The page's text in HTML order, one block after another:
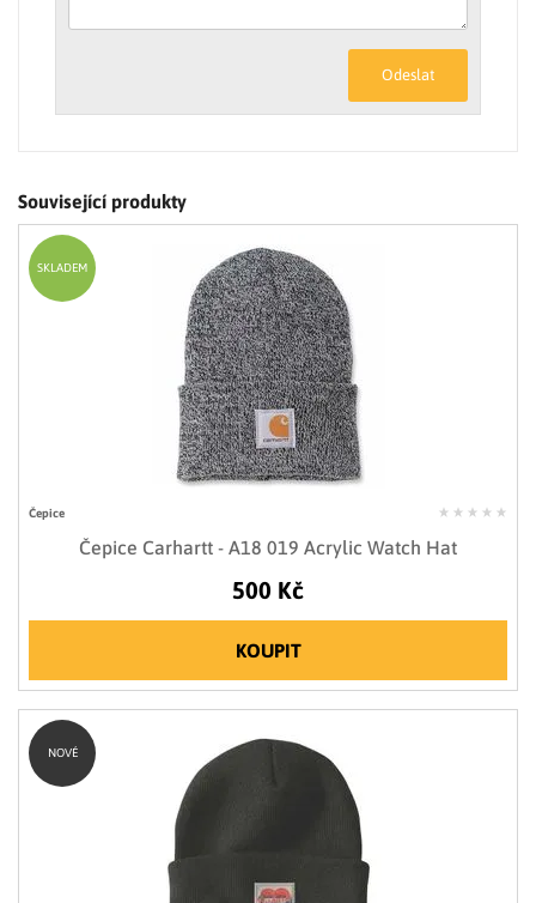
Odeslat
Související produkty
Čepice
Čepice Carhartt - A18 019 Acrylic Watch Hat
500 Kč
KOUPIT
SKLADEM
NOVÉ